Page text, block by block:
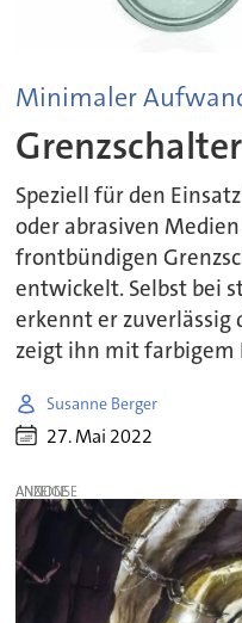
Minimaler
Speziell für den
oder abrasiven
frontbündigen
entwickelt. Selbst bei
erkennt er zuverlässig
zeigt ihn mit farbigem
Susanne Berger
27. Mai 2022
ANZEIGE